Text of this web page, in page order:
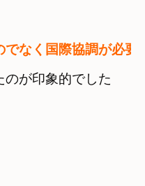
なく 国際協調が必要
のが印象的でした